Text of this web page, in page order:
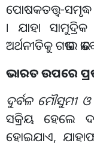
ପୋଷକତତ୍ତ୍ୱ-
। ଯାହା
ଅର୍ଥନୀତିକୁ ଗଭୀର
ଭାରତ ଉପରେ
ଦୁର୍ବଳ ମୌସୁମୀ
ସକ୍ରିୟ ହେଲେ
ହୋଇଯାଏ,